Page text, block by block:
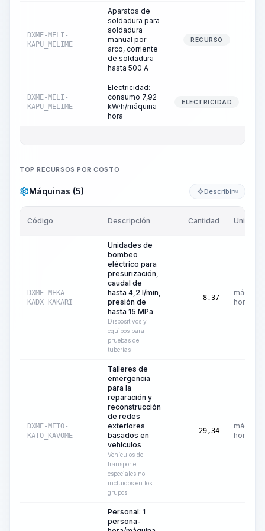
DXME-MELI-
KAPU_MELIME
Aparatos de
soldadura para
soldadura
manual por
arco, corriente
de soldadura
hasta 500 A
RECURSO
DXME-MELI-
KAPU_MELIME
Electricidad:
consumo 7,92
kW·h/máquina-
hora
ELECTRICIDAD
TOP RECURSOS POR COSTO
Máquinas (5) DescribirKI
Código Descripción Cantidad Unidad
DXME-MEKA-
KADX_KAKARI
Unidades de
bombeo
eléctrico para
presurización,
caudal de
hasta 4,2 l/min,
presión de
hasta 15 MPa
Dispositivos y
equipos para
pruebas de
tuberías
8,37
hora
DXME-METO-
KATO_KAVOME
Talleres de
emergencia
para la
reparación y
reconstrucción
de redes
exteriores
basados en
vehículos
Vehículos de
transporte
especiales no
incluidos en los
grupos
29,34
hora
Personal: 1
persona-